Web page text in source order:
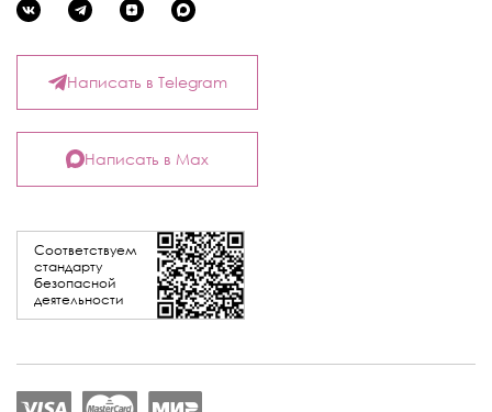
Соответствуем
стандарту
безопасной
деятельности
Написать в Telegram
Написать в Max